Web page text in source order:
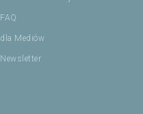
FAQ
dla Mediów
Newsletter